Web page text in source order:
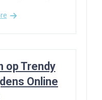
op Trendy
Online